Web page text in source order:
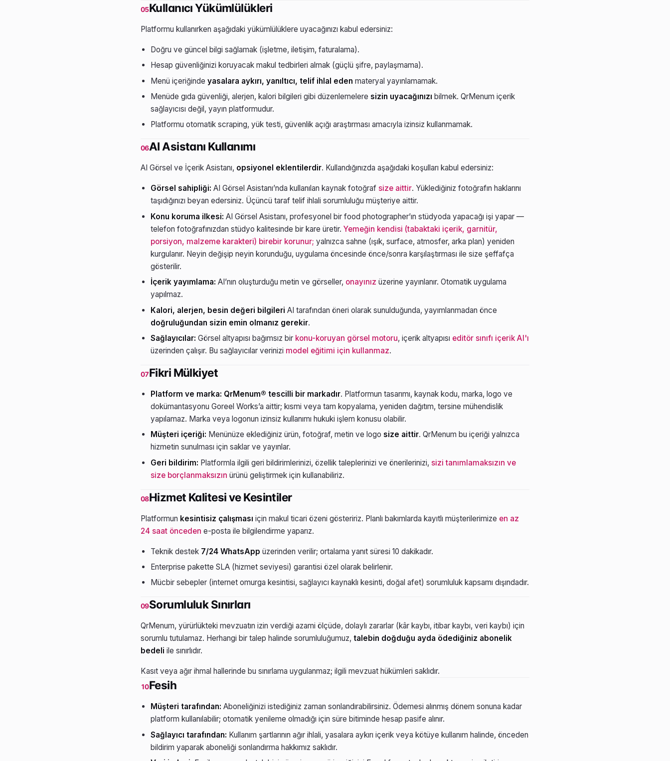
05Kullanıcı Yükümlülükleri
Platformu kullanırken aşağıdaki yükümlülüklere uyacağınızı kabul edersiniz:
Doğru ve güncel bilgi sağlamak (işletme, iletişim, faturalama).
Hesap güvenliğinizi koruyacak makul tedbirleri almak (güçlü şifre, paylaşmama).
Menü içeriğinde yasalara aykırı, yanıltıcı, telif ihlal eden materyal yayınlamamak.
Menüde gıda güvenliği, alerjen, kalori bilgileri gibi düzenlemelere sizin uyacağınızı bilmek. QrMenum içerik
sağlayıcısı değil, yayın platformudur.
Platformu otomatik scraping, yük testi, güvenlik açığı araştırması amacıyla izinsiz kullanmamak.
06AI Asistanı Kullanımı
AI Görsel ve İçerik Asistanı, opsiyonel eklentilerdir. Kullandığınızda aşağıdaki koşulları kabul edersiniz:
Görsel sahipliği: AI Görsel Asistanı’nda kullanılan kaynak fotoğraf size aittir. Yüklediğiniz fotoğrafın haklarını
taşıdığınızı beyan edersiniz. Üçüncü taraf telif ihlali sorumluluğu müşteriye aittir.
Konu koruma ilkesi: AI Görsel Asistanı, profesyonel bir food photographer’ın stüdyoda yapacağı işi yapar —
telefon fotoğrafınızdan stüdyo kalitesinde bir kare üretir. Yemeğin kendisi (tabaktaki içerik, garnitür,
porsiyon, malzeme karakteri) birebir korunur; yalnızca sahne (ışık, surface, atmosfer, arka plan) yeniden
kurgulanır. Neyin değişip neyin korunduğu, uygulama öncesinde önce/sonra karşılaştırması ile size şeffafça
gösterilir.
İçerik yayımlama: AI’nın oluşturduğu metin ve görseller, onayınız üzerine yayınlanır. Otomatik uygulama
yapılmaz.
Kalori, alerjen, besin değeri bilgileri AI tarafından öneri olarak sunulduğunda, yayımlanmadan önce
doğruluğundan sizin emin olmanız gerekir.
Sağlayıcılar: Görsel altyapısı bağımsız bir konu-koruyan görsel motoru, içerik altyapısı editör sınıfı içerik AI'ı
üzerinden çalışır. Bu sağlayıcılar verinizi model eğitimi için kullanmaz.
07Fikri Mülkiyet
Platform ve marka: QrMenum® tescilli bir markadır. Platformun tasarımı, kaynak kodu, marka, logo ve
dokümantasyonu Goreel Works’a aittir; kısmi veya tam kopyalama, yeniden dağıtım, tersine mühendislik
yapılamaz. Marka veya logonun izinsiz kullanımı hukuki işlem konusu olabilir.
Müşteri içeriği: Menünüze eklediğiniz ürün, fotoğraf, metin ve logo size aittir. QrMenum bu içeriği yalnızca
hizmetin sunulması için saklar ve yayınlar.
Geri bildirim: Platformla ilgili geri bildirimlerinizi, özellik taleplerinizi ve önerilerinizi, sizi tanımlamaksızın ve
size borçlanmaksızın ürünü geliştirmek için kullanabiliriz.
08Hizmet Kalitesi ve Kesintiler
Platformun kesintisiz çalışması için makul ticari özeni gösteririz. Planlı bakımlarda kayıtlı müşterilerimize en az
24 saat önceden e-posta ile bilgilendirme yaparız.
Teknik destek 7/24 WhatsApp üzerinden verilir; ortalama yanıt süresi 10 dakikadır.
Enterprise pakette SLA (hizmet seviyesi) garantisi özel olarak belirlenir.
Mücbir sebepler (internet omurga kesintisi, sağlayıcı kaynaklı kesinti, doğal afet) sorumluluk kapsamı dışındadır.
09Sorumluluk Sınırları
QrMenum, yürürlükteki mevzuatın izin verdiği azami ölçüde, dolaylı zararlar (kâr kaybı, itibar kaybı, veri kaybı) için
sorumlu tutulamaz. Herhangi bir talep halinde sorumluluğumuz, talebin doğduğu ayda ödediğiniz abonelik
bedeli ile sınırlıdır.
Kasıt veya ağır ihmal hallerinde bu sınırlama uygulanmaz; ilgili mevzuat hükümleri saklıdır.
10Fesih
Müşteri tarafından: Aboneliğinizi istediğiniz zaman sonlandırabilirsiniz. Ödemesi alınmış dönem sonuna kadar
platform kullanılabilir; otomatik yenileme olmadığı için süre bitiminde hesap pasife alınır.
Sağlayıcı tarafından: Kullanım şartlarının ağır ihlali, yasalara aykırı içerik veya kötüye kullanım halinde, önceden
bildirim yaparak aboneliği sonlandırma hakkımız saklıdır.